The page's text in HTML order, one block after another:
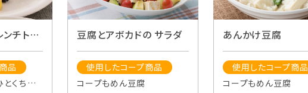
チトー
品
ちこう
豆腐とアボカドの サラダ
使用したコープ商品
コープもめん豆腐
あんかけ豆腐
使用したコープ商品
コープもめん豆腐